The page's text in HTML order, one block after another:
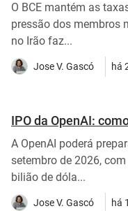
O BCE mantém as
pressão dos membros
no Irão faz...
Jose V. Gascó há
IPO da OpenAI:
A OpenAI poderá
setembro de 2026,
bilião de dóla...
Jose V. Gascó há